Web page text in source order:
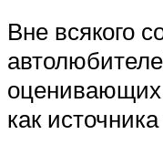
Вне всякого
оценивающих
как